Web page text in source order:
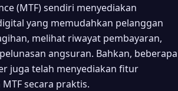
Setelah Cek Tagihan 💳
Membayar Angsuran ⏰
bulanan
kontrak
(MTF) sendiri menyediakan
yang memudahkan pelanggan
melihat riwayat pembayaran,
angsuran. Bahkan, beberapa
juga telah menyediakan fitur
secara praktis.